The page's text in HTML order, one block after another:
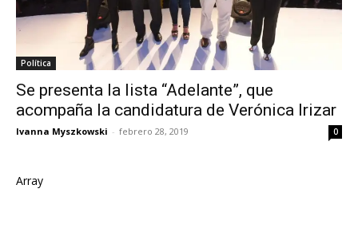
Política
Se presenta la lista “Adelante”, que
acompaña la candidatura de Verónica Irizar
Ivanna Myszkowski - febrero 28, 2019 0
Array